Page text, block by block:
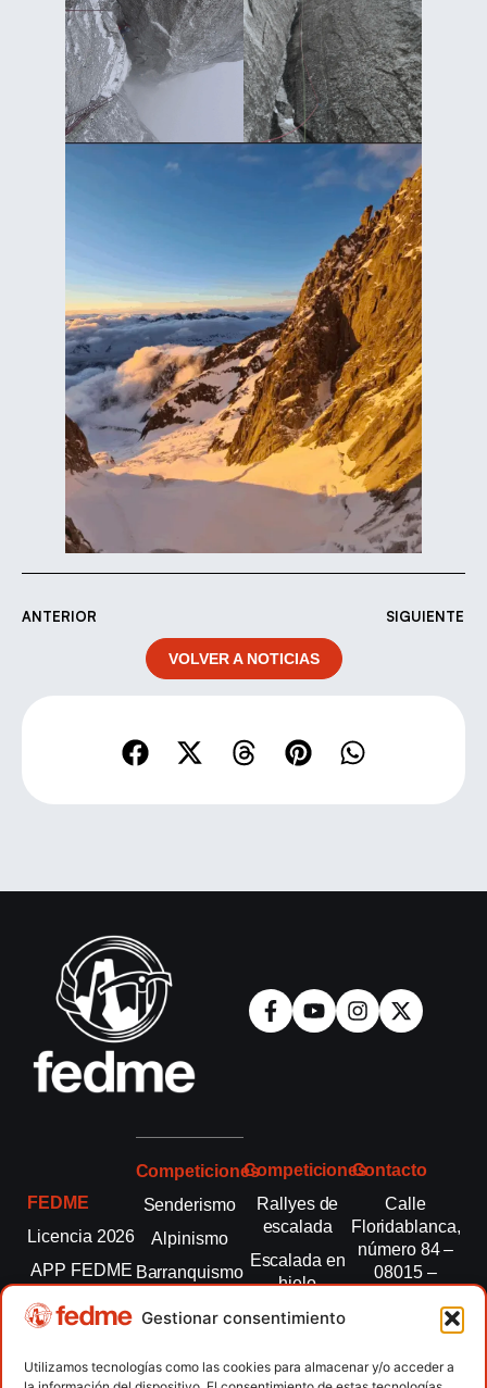
Gestionar consentimiento
Utilizamos tecnologías como las cookies para almacenar y/o acceder a
ANTERIOR SIGUIENTE
VOLVER A NOTICIAS
FEDME
Licencia 2026
APP FEDME
Transparencia
autonómicas
Competiciones
Senderismo
Alpinismo
Barranquismo
montaña
Escalada
Competiciones
Rallyes de
escalada
Escalada en
hielo
Esquí de
Marcha
Contacto
Calle
Floridablanca,
número 84 –
08015 –
fedme@fedme.es
934 264 267